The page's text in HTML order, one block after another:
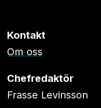
Kontakt
Om oss
Chefredaktör
Frasse Levinsson